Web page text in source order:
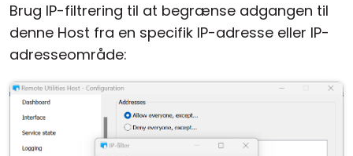
Brug IP-filtrering til at begrænse adgangen til
denne Host fra en specifik IP-adresse eller IP-
adresseområde: